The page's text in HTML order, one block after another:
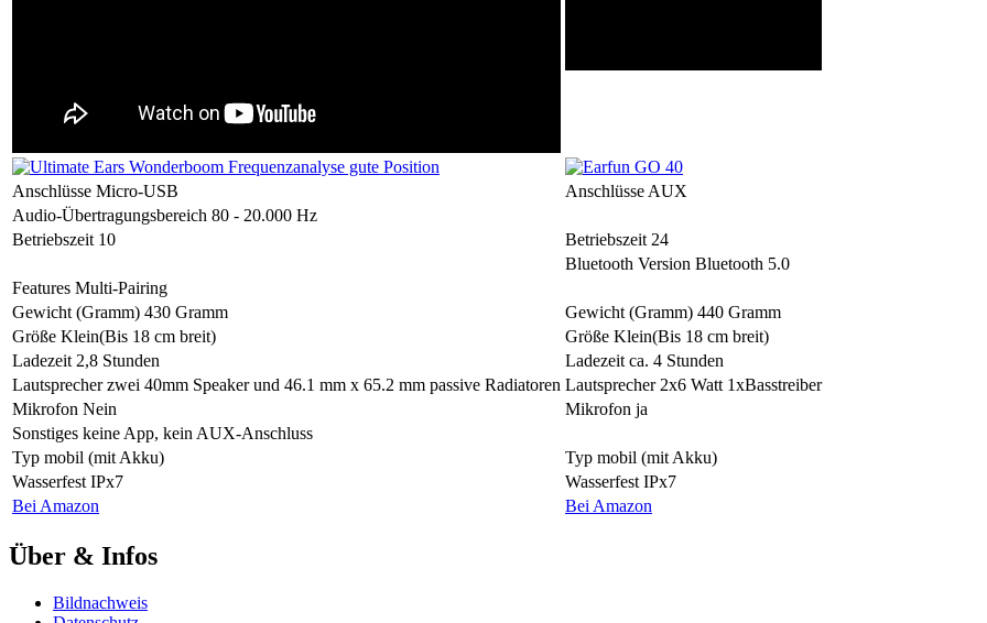
Anschlüsse Micro-USB Anschlüsse AUX
Audio-Übertragungsbereich 80 - 20.000 Hz
Betriebszeit 10 Betriebszeit 24
Bluetooth Version Bluetooth 5.0
Features Multi-Pairing
Gewicht (Gramm) 430 Gramm Gewicht (Gramm) 440 Gramm
Größe Klein(Bis 18 cm breit) Größe Klein(Bis 18 cm breit)
Ladezeit 2,8 Stunden Ladezeit ca. 4 Stunden
Lautsprecherzwei 40mm Speaker und 46.1 mm x 65.2 mm passive Radiatoren Lautsprecher2x6 Watt 1xBasstreiber
Mikrofon Nein Mikrofon ja
Sonstiges keine App, kein AUX-Anschluss
Typ mobil (mit Akku) Typ mobil (mit Akku)
Wasserfest IPx7 Wasserfest IPx7
Bei Amazon
Bei Amazon
Über & Infos
Bildnachweis